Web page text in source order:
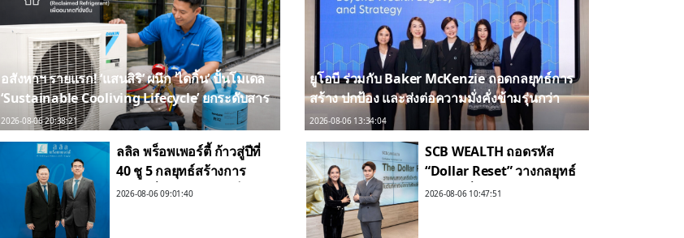
อสังหาฯ รายแรก! ‘แสนสิริ’ ผนึก ‘ไดกิ้น’ ปั้นโมเดล
‘Sustainable Cooliving Lifecycle’ ยกระดับสาร
ทำความเย็นหมุนเวียน ขับเคลื่อน Circular
Economy เต็มขั้น
2026-08-06 20:38:21
ลลิล พร็อพเพอร์ตี้ ก้าวสู่ปีที่
40 ชู 5 กลยุทธ์สร้างการ
เติบโตยั่งยืน ยึดลูกค้าเป็น
2026-08-06 09:01:40
ยูโอบี ร่วมกับ Baker McKenzie ถอดกลยุทธ์การ
สร้าง ปกป้อง และส่งต่อความมั่งคั่งข้ามรุ่นกว่า
70% ของธุรกิจครอบครัวไทย ยังไม่มีแผนสืบทอด
กิจการที่ชัดเจน
2026-08-06 13:34:04
SCB WEALTH ถอดรหัส
“Dollar Reset” วางกลยุทธ์
ลงทุนครึ่งปีหลัง แนะถือหุ้น
2026-08-06 10:47:51